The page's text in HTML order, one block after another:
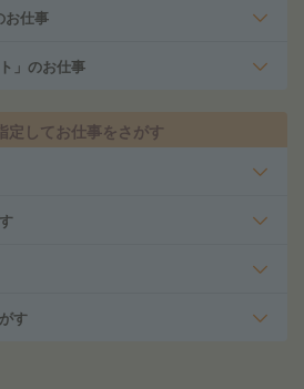
お仕事
」のお仕事
定してお仕事をさがす
す